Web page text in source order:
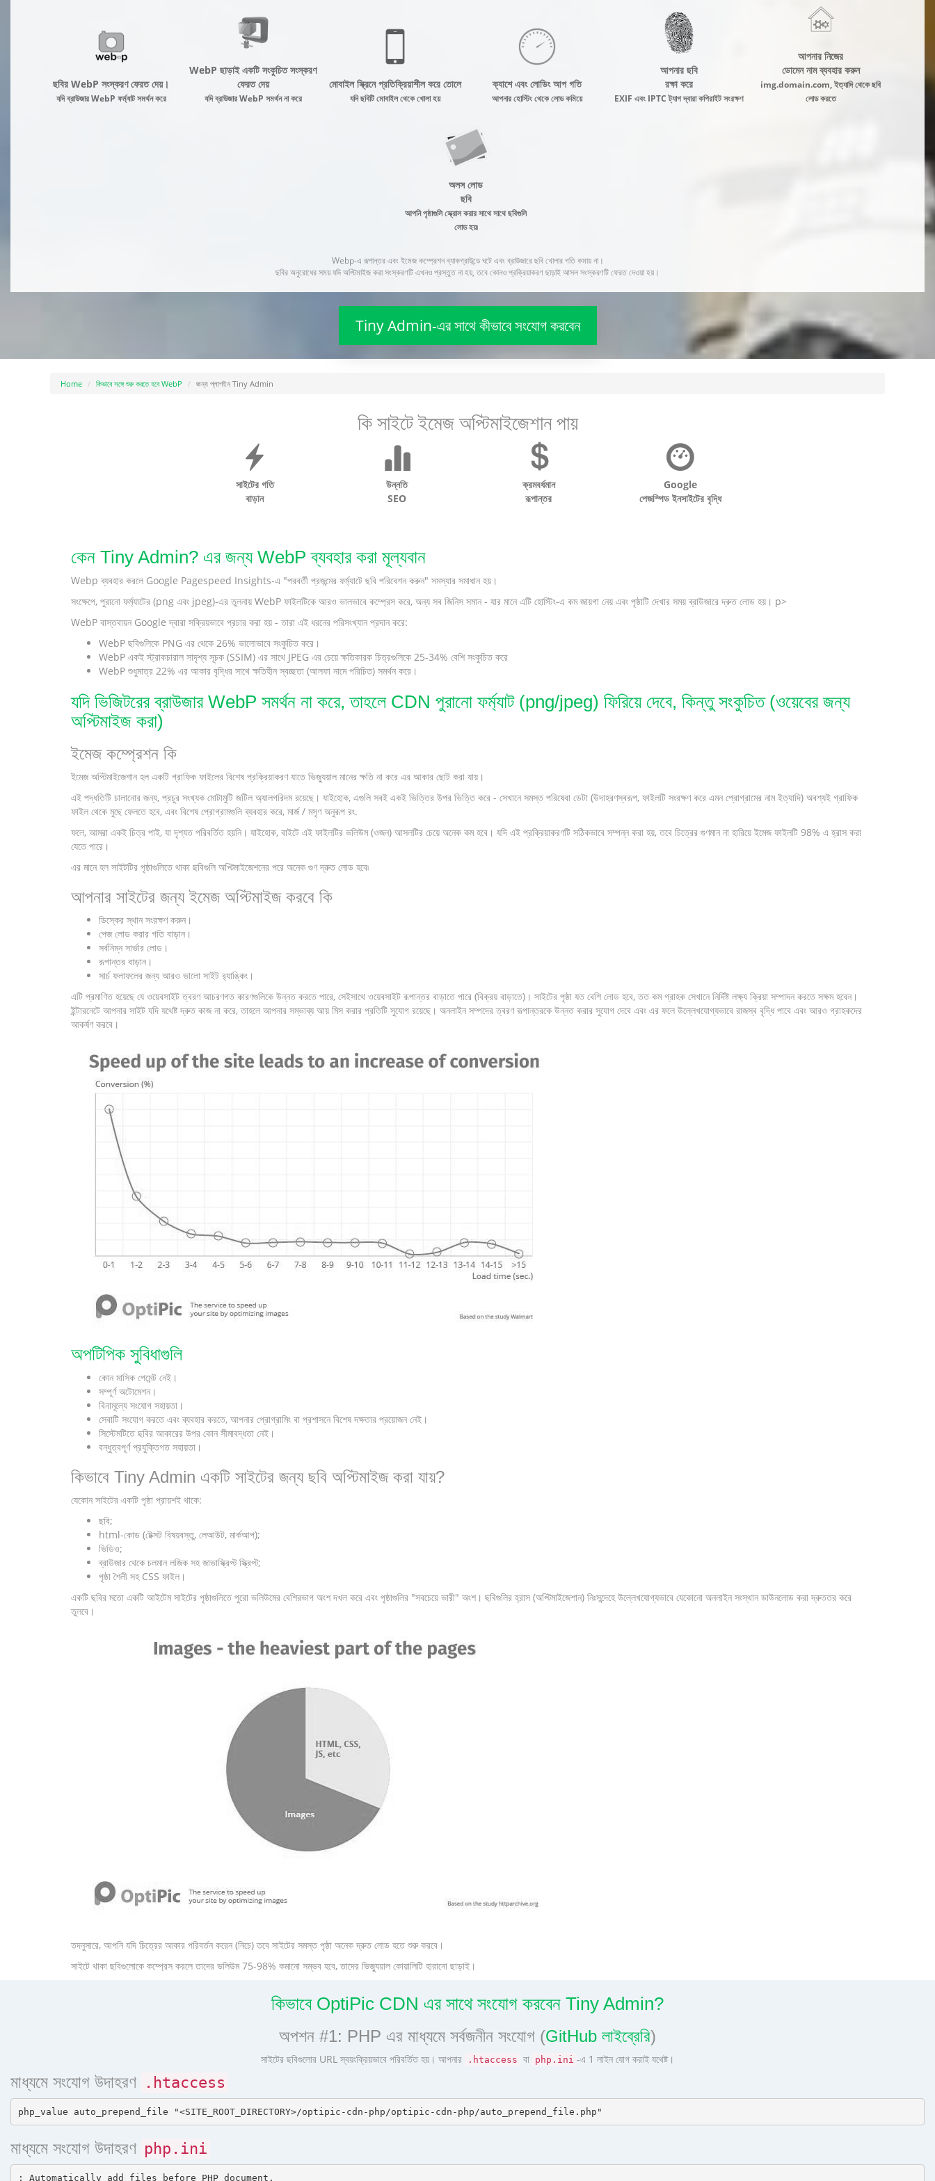
ছবির WebP সংস্করণ ফেরত দেয়।
যদি ব্রাউজার WebP ফর্ম্যাট সমর্থন করে
WebP ছাড়াই একটি সংকুচিত সংস্করণ
ফেরত দেয়
যদি ব্রাউজার WebP সমর্থন না করে
মোবাইল স্ক্রিনে প্রতিক্রিয়াশীল করে তোলে
যদি ছবিটি মোবাইল থেকে খোলা হয়
ক্যাশে এবং লোডিং আপ গতি
আপনার হোস্টিং থেকে লোড কমিয়ে
আপনার ছবি
রক্ষা করে
EXIF এবং IPTC ট্যাগ দ্বারা কপিরাইট সংরক্ষণ
আপনার নিজের
ডোমেন নাম ব্যবহার করুন
img.domain.com, ইত্যাদি থেকে ছবি
লোড করতে
অলস লোড
ছবি
আপনি পৃষ্ঠাগুলি স্ক্রোল করার সাথে সাথে ছবিগুলি
লোড হয়৷
Webp-এ রূপান্তর এবং ইমেজ কম্প্রেশন ব্যাকগ্রাউন্ডে ঘটে এবং ব্রাউজারে ছবি খোলার গতি কমায় না।
ছবির অনুরোধের সময় যদি অপ্টিমাইজ করা সংস্করণটি এখনও প্রস্তুত না হয়, তবে কোনও প্রক্রিয়াকরণ ছাড়াই আসল সংস্করণটি ফেরত দেওয়া হয়।
Tiny Admin-এর সাথে কীভাবে সংযোগ করবেন
Home কিভাবে সঙ্গে শুরু করতে হবে WebP জন্য প্লাগইন Tiny Admin
কি সাইটে ইমেজ অপ্টিমাইজেশান পায়
সাইটের গতি
বাড়ান
উন্নতি
SEO
ক্রমবর্ধমান
রূপান্তর
Google
পেজস্পিড ইনসাইটের বৃদ্ধি
কেন Tiny Admin? এর জন্য WebP ব্যবহার করা মূল্যবান
Webp ব্যবহার করলে Google Pagespeed Insights-এ "পরবর্তী প্রজন্মের ফর্ম্যাটে ছবি পরিবেশন করুন" সমস্যার সমাধান হয়।
সংক্ষেপে, পুরানো ফর্ম্যাটের (png এবং jpeg)-এর তুলনায় WebP ফাইলটিকে আরও ভালভাবে কম্প্রেস করে, অন্য সব জিনিস সমান - যার মানে এটি হোস্টিং-এ কম জায়গা নেয় এবং পৃষ্ঠাটি দেখার সময় ব্রাউজারে দ্রুত লোড হয়। p>
WebP বাস্তবায়ন Google দ্বারা সক্রিয়ভাবে প্রচার করা হয় - তারা এই ধরনের পরিসংখ্যান প্রদান করে:
WebP ছবিগুলিকে PNG এর থেকে 26% ভালোভাবে সংকুচিত করে।
WebP একই স্ট্রাকচারাল সাদৃশ্য সূচক (SSIM) এর সাথে JPEG এর চেয়ে ক্ষতিকারক চিত্রগুলিকে 25-34% বেশি সংকুচিত করে
WebP শুধুমাত্র 22% এর আকার বৃদ্ধির সাথে ক্ষতিহীন স্বচ্ছতা (আলফা নামে পরিচিত) সমর্থন করে।
যদি ভিজিটরের ব্রাউজার WebP সমর্থন না করে, তাহলে CDN পুরানো ফর্ম্যাট (png/jpeg) ফিরিয়ে দেবে, কিন্তু সংকুচিত (ওয়েবের জন্য
অপ্টিমাইজ করা)
ইমেজ কম্প্রেশন কি
ইমেজ অপ্টিমাইজেশান হল একটি গ্রাফিক ফাইলের বিশেষ প্রক্রিয়াকরণ যাতে ভিজ্যুয়াল মানের ক্ষতি না করে এর আকার ছোট করা যায়।
এই পদ্ধতিটি চালানোর জন্য, প্রচুর সংখ্যক মোটামুটি জটিল অ্যালগরিদম রয়েছে। যাইহোক, এগুলি সবই একই ভিত্তির উপর ভিত্তি করে - সেখানে সমস্ত পরিষেবা ডেটা (উদাহরণস্বরূপ, ফাইলটি সংরক্ষণ করে এমন প্রোগ্রামের নাম ইত্যাদি) অবশ্যই গ্রাফিক
ফাইল থেকে মুছে ফেলতে হবে, এবং বিশেষ প্রোগ্রামগুলি ব্যবহার করে, মার্জ / মসৃণ অনুরূপ রং.
ফলে, আমরা একই চিত্র পাই, যা দৃশ্যত পরিবর্তিত হয়নি। যাইহোক, বাইটে এই ফাইলটির ভলিউম (ওজন) আসলটির চেয়ে অনেক কম হবে। যদি এই প্রক্রিয়াকরণটি সঠিকভাবে সম্পন্ন করা হয়, তবে চিত্রের গুণমান না হারিয়ে ইমেজ ফাইলটি 98% এ হ্রাস করা
যেতে পারে।
এর মানে হল সাইটটির পৃষ্ঠাগুলিতে থাকা ছবিগুলি অপ্টিমাইজেশনের পরে অনেক গুণ দ্রুত লোড হবে৷
আপনার সাইটের জন্য ইমেজ অপ্টিমাইজ করবে কি
ডিস্কের স্থান সংরক্ষণ করুন।
পেজ লোড করার গতি বাড়ান।
সর্বনিম্ন সার্ভার লোড।
রূপান্তর বাড়ান।
সার্চ ফলাফলের জন্য আরও ভালো সাইট র‌্যাঙ্কিং।
এটি প্রমাণিত হয়েছে যে ওয়েবসাইট ত্বরণ আচরণগত কারণগুলিকে উন্নত করতে পারে, সেইসাথে ওয়েবসাইট রূপান্তর বাড়াতে পারে (বিক্রয় বাড়াতে)। সাইটের পৃষ্ঠা যত বেশি লোড হবে, তত কম গ্রাহক সেখানে নির্দিষ্ট লক্ষ্য ক্রিয়া সম্পাদন করতে সক্ষম হবেন।
ইন্টারনেটে আপনার সাইট যদি যথেষ্ট দ্রুত কাজ না করে, তাহলে আপনার সম্ভাব্য আয় মিস করার প্রতিটি সুযোগ রয়েছে। অনলাইন সম্পদের ত্বরণ রূপান্তরকে উন্নত করার সুযোগ দেবে এবং এর ফলে উল্লেখযোগ্যভাবে রাজস্ব বৃদ্ধি পাবে এবং আরও গ্রাহকদের
আকর্ষণ করবে।
অপটিপিক সুবিধাগুলি
কোন মাসিক পেমেন্ট নেই।
সম্পূর্ণ অটোমেশন।
বিনামূল্যে সংযোগ সহায়তা।
সেবাটি সংযোগ করতে এবং ব্যবহার করতে, আপনার প্রোগ্রামিং বা প্রশাসনে বিশেষ দক্ষতার প্রয়োজন নেই।
সিস্টেমটিতে ছবির আকারের উপর কোন সীমাবদ্ধতা নেই।
বন্ধুত্বপূর্ণ প্রযুক্তিগত সহায়তা।
কিভাবে Tiny Admin একটি সাইটের জন্য ছবি অপ্টিমাইজ করা যায়?
যেকোন সাইটের একটি পৃষ্ঠা প্রায়শই থাকে:
ছবি;
html-কোড (টেক্সট বিষয়বস্তু, লেআউট, মার্কআপ);
ভিডিও;
ব্রাউজার থেকে চলমান লজিক সহ জাভাস্ক্রিপ্ট স্ক্রিপ্ট;
পৃষ্ঠা শৈলী সহ CSS ফাইল।
একটি ছবির মতো একটি আইটেম সাইটের পৃষ্ঠাগুলিতে পুরো ভলিউমের বেশিরভাগ অংশ দখল করে এবং পৃষ্ঠাগুলির "সবচেয়ে ভারী" অংশ। ছবিগুলির হ্রাস (অপ্টিমাইজেশান) নিঃসন্দেহে উল্লেখযোগ্যভাবে যেকোনো অনলাইন সংস্থান ডাউনলোড করা দ্রুততর করে
তুলবে।
তদনুসারে, আপনি যদি চিত্রের আকার পরিবর্তন করেন (নিচে) তবে সাইটের সমস্ত পৃষ্ঠা অনেক দ্রুত লোড হতে শুরু করবে।
সাইটে থাকা ছবিগুলোকে কম্প্রেস করলে তাদের ভলিউম 75-98% কমানো সম্ভব হবে, তাদের ভিজ্যুয়াল কোয়ালিটি হারানো ছাড়াই।
কিভাবে OptiPic CDN এর সাথে সংযোগ করবেন Tiny Admin?
অপশন #1: PHP এর মাধ্যমে সর্বজনীন সংযোগ (GitHub লাইব্রেরি)
সাইটের ছবিগুলোর URL স্বয়ংক্রিয়ভাবে পরিবর্তিত হয়। আপনার .htaccess বা php.ini -এ 1 লাইন যোগ করাই যথেষ্ট।
মাধ্যমে সংযোগ উদাহরণ .htaccess
মাধ্যমে সংযোগ উদাহরণ php.ini
; Automatically add files before PHP document.